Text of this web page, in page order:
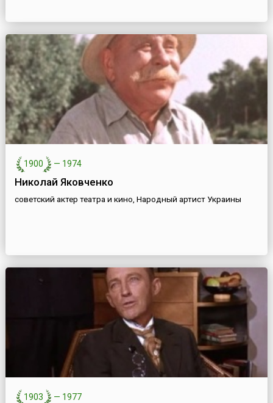
1900 — 1974
Николай Яковченко
советский актер театра и кино, Народный артист Украины
1903 — 1977